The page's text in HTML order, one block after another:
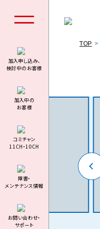
加入申し込み、
検討中のお客様
加⼊中の
お客様
コミチャン
11CH・10CH
障害・
メンテナンス情報
お問い合わせ・
サポート
TOP